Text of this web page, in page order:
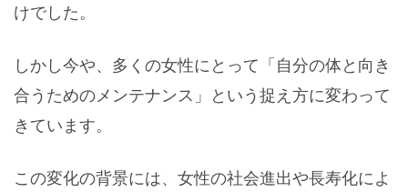
けでした。
しかし今や、多くの女性にとって「自分の体と向き
合うためのメンテナンス」という捉え方に変わって
きています。
この変化の背景には、女性の社会進出や長寿化によ